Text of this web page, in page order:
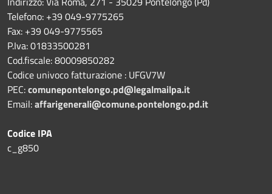
Telefono: +39 049-9775265
Fax: +39 049-9775565
P.Iva: 01833500281
Cod.fiscale: 80009850282
Codice univoco fatturazione : UFGV7W
PEC:comunepontelongo.pd@legalmailpa.it
Email:affarigenerali@comune.pontelongo.pd.it
Codice IPA
c_g850